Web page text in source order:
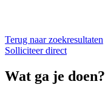
Terug naar zoekresultaten
Solliciteer direct
Wat ga je doen?